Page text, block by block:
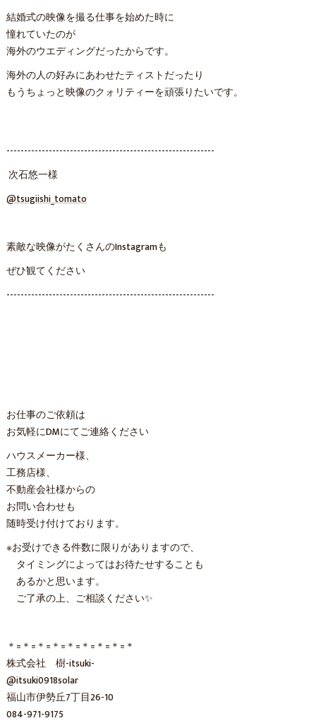
結婚式の映像を撮る仕事を始めた時に
憧れていたのが
海外のウエディングだったからです。
海外の人の好みにあわせたティストだったり
もうちょっと映像のクォリティーを頑張りたいです。
-----------------------------------------------------------
次石悠一様
@tsugiishi_tomato
素敵な映像がたくさんのInstagramも
ぜひ観てください
-----------------------------------------------------------
お仕事のご依頼は
お気軽にDMにてご連絡ください
ハウスメーカー様、
工務店様、
不動産会社様からの
お問い合わせも
随時受け付けております。
※お受けできる件数に限りがありますので、
タイミングによってはお待たせすることも
あるかと思います。
ご了承の上、ご相談ください✨
＊=＊=＊=＊=＊=＊=＊=＊=＊
株式会社 樹-itsuki-
@itsuki0918solar
福山市伊勢丘7丁目26-10
084-971-9175